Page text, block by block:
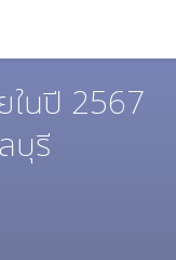
ในปี 2567
บุรี